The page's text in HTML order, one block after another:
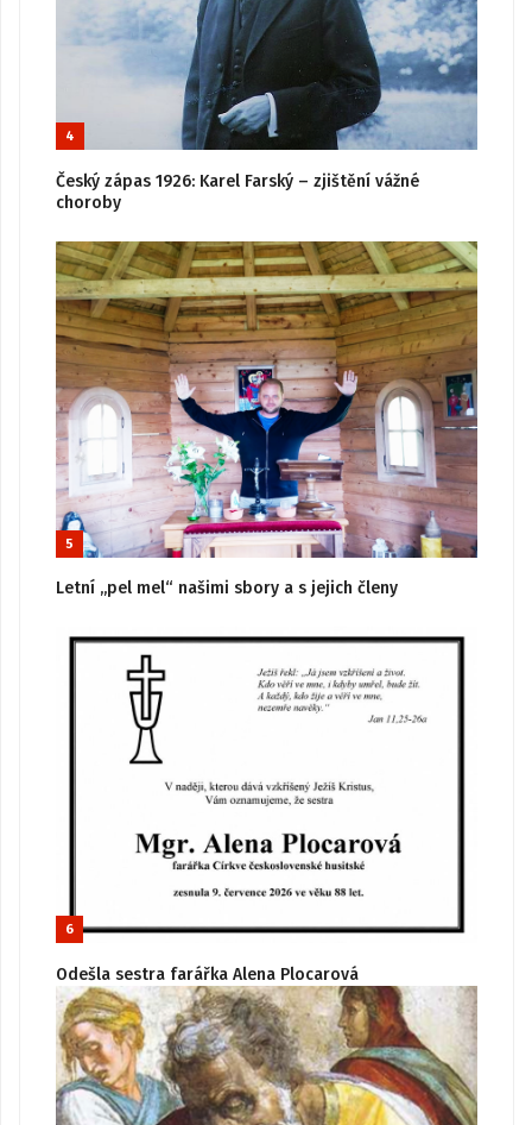
4
Český zápas 1926: Karel Farský – zjištění vážné
choroby
5
Letní „pel mel“ našimi sbory a s jejich členy
6
Odešla sestra farářka Alena Plocarová